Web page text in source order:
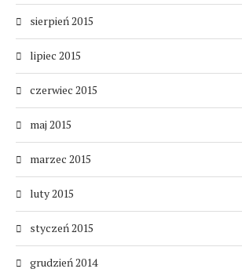
sierpień 2015
lipiec 2015
czerwiec 2015
maj 2015
marzec 2015
luty 2015
styczeń 2015
grudzień 2014